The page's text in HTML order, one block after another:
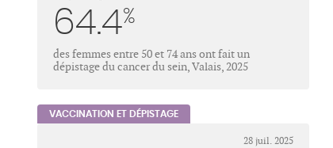
64.4%
des femmes entre 50 et 74 ans ont fait un
dépistage du cancer du sein, Valais, 2025
VACCINATION ET DÉPISTAGE
28 juil. 2025